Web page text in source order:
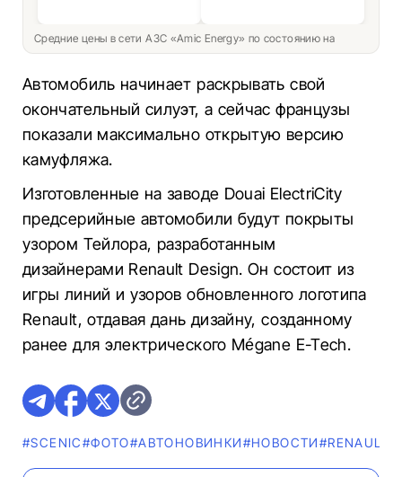
Средние цены в сети АЗС «Amic Energy» по состоянию на
Автомобиль начинает раскрывать свой
окончательный силуэт, а сейчас французы
показали максимально открытую версию
камуфляжа.
Изготовленные на заводе Douai ElectriCity
предсерийные автомобили будут покрыты
узором Тейлора, разработанным
дизайнерами Renault Design. Он состоит из
игры линий и узоров обновленного логотипа
Renault, отдавая дань дизайну, созданному
ранее для электрического Mégane E-Tech.
#SCENIC#ФОТО#AВТОНОВИНКИ#НОВОСТИ#RENAULT